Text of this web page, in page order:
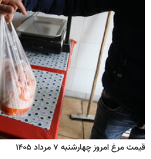
قیمت مرغ امروز چهارشنبه ۷ مرداد ۱۴۰۵